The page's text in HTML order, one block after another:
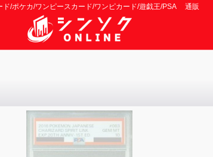
ド/ポケカ/ワンピースカード/ワンピカード/遊戯王/PSA 通販